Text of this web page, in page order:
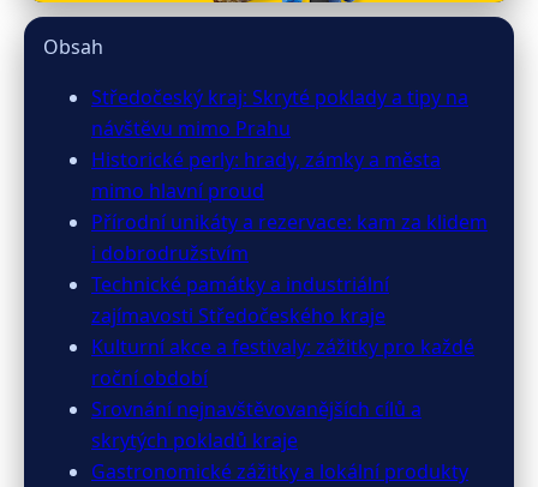
Objevte Středočeský kraj:
Historie, Příroda a Skryté
Poklady Mimo Prahu
8. 3. 2026· 10 min čtení · Autor: Klára Němcová
Obsah
Středočeský kraj: Skryté poklady a tipy na
návštěvu mimo Prahu
Historické perly: hrady, zámky a města
mimo hlavní proud
Přírodní unikáty a rezervace: kam za klidem
i dobrodružstvím
Technické památky a industriální
zajímavosti Středočeského kraje
Kulturní akce a festivaly: zážitky pro každé
roční období
Srovnání nejnavštěvovanějších cílů a
skrytých pokladů kraje
Gastronomické zážitky a lokální produkty